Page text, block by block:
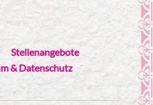
Stellenangebote
& Datenschutz